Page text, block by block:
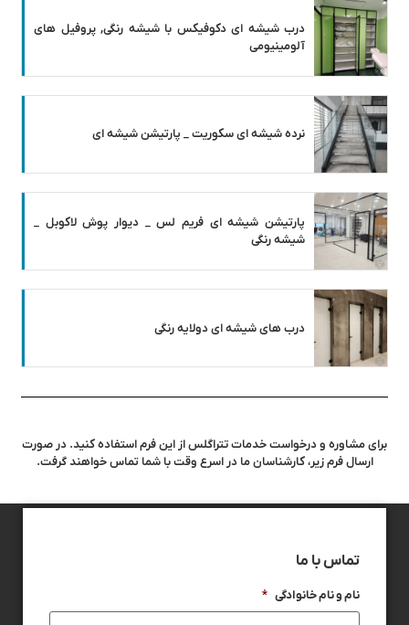
درب شیشه ای دکوفیکس با شیشه رنگی, پروفیل های
آلومینیومی
نرده شیشه ای سکوریت _ پارتیشن شیشه ای
پارتیشن شیشه ای فریم لس _ دیوار پوش لاکوبل _
شیشه رنگی
درب های شیشه ای دولایه رنگی
برای مشاوره و درخواست خدمات تتراگلس از این فرم استفاده کنید. در صورت
ارسال فرم زیر، کارشناسان ما در اسرع وقت با شما تماس خواهند گرفت.
تماس با ما
نام و نام خانوادگی *